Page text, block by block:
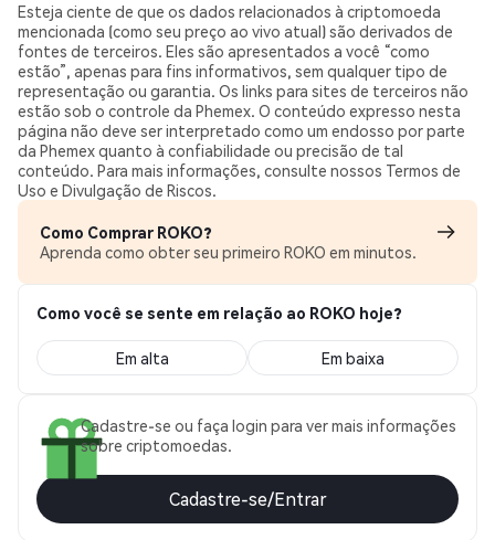
Esteja ciente de que os dados relacionados à criptomoeda
mencionada (como seu preço ao vivo atual) são derivados de
fontes de terceiros. Eles são apresentados a você “como
estão”, apenas para fins informativos, sem qualquer tipo de
representação ou garantia. Os links para sites de terceiros não
estão sob o controle da Phemex. O conteúdo expresso nesta
página não deve ser interpretado como um endosso por parte
da Phemex quanto à confiabilidade ou precisão de tal
conteúdo. Para mais informações, consulte nossos Termos de
Uso e Divulgação de Riscos.
Como Comprar ROKO?
Aprenda como obter seu primeiro ROKO em minutos.
Como você se sente em relação ao ROKO hoje?
Em alta Em baixa
Cadastre-se ou faça login para ver mais informações
sobre criptomoedas.
Cadastre-se/Entrar